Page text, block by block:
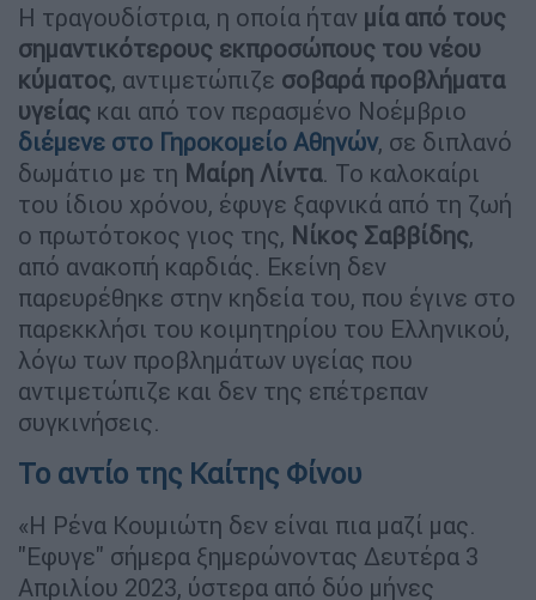
Η τραγουδίστρια, η οποία ήταν μία από τους
σημαντικότερους εκπροσώπους του νέου
κύματος, αντιμετώπιζε σοβαρά προβλήματα
υγείας και από τον περασμένο Νοέμβριο
διέμενε στο Γηροκομείο Αθηνών, σε διπλανό
δωμάτιο με τη Μαίρη Λίντα. Το καλοκαίρι
του ίδιου χρόνου, έφυγε ξαφνικά από τη ζωή
ο πρωτότοκος γιος της, Νίκος Σαββίδης,
από ανακοπή καρδιάς. Εκείνη δεν
παρευρέθηκε στην κηδεία του, που έγινε στο
παρεκκλήσι του κοιμητηρίου του Ελληνικού,
λόγω των προβλημάτων υγείας που
αντιμετώπιζε και δεν της επέτρεπαν
συγκινήσεις.
Το αντίο της Καίτης Φίνου
«H Ρένα Κουμιώτη δεν είναι πια μαζί μας.
"Εφυγε" σήμερα ξημερώνοντας Δευτέρα 3
Απριλίου 2023, ύστερα από δύο μήνες